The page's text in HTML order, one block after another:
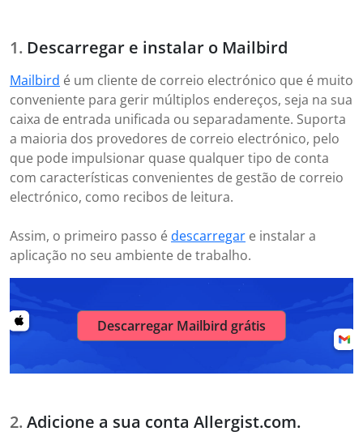
Descarregar e instalar o Mailbird
Mailbird é um cliente de correio electrónico que é muito
conveniente para gerir múltiplos endereços, seja na sua
caixa de entrada unificada ou separadamente. Suporta
a maioria dos provedores de correio electrónico, pelo
que pode impulsionar quase qualquer tipo de conta
com características convenientes de gestão de correio
electrónico, como recibos de leitura.
Assim, o primeiro passo é descarregar e instalar a
aplicação no seu ambiente de trabalho.
Descarregar Mailbird grátis
Adicione a sua conta Allergist.com.